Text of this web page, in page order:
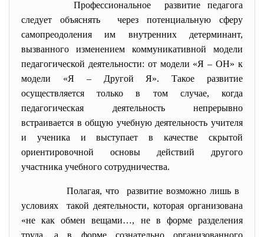
Профессиональное развитие педагога
следует объяснять через потенциальную сферу
самопреодоления им внутренних детерминант,
вызванного изменением коммуникативной модели
педагогической деятельности: от модели «Я – ОН» к
модели «Я – Другой Я». Такое развитие
осуществляется только в том случае, когда
педагогическая деятельность непрерывно
встраивается в общую учебную деятельность учителя
и ученика и выступает в качестве скрытой
ориентировочной основы действий другого
участника учебного сотрудничества.
Полагая, что развитие возможно лишь в
условиях такой деятельности, которая организована
«не как обмен вещами…, не в форме разделения
труда, а в форме сознательно организованного